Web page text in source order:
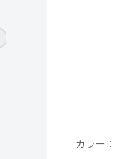
カラー